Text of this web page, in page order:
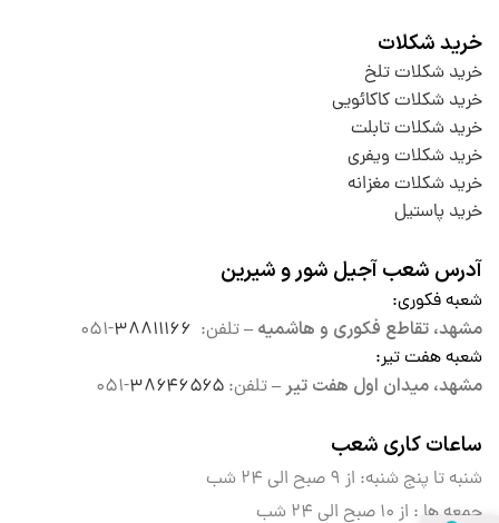
خرید شکلات
خرید شکلات تلخ
خرید شکلات کاکائویی
خرید شکلات تابلت
خرید شکلات ویفری
خرید شکلات مغزانه
خرید پاستیل
آدرس شعب آجیل شور و شیرین
شعبه فکوری:
مشهد، تقاطع فکوری و هاشمیه –تلفن: ۳۸۸۱۱۱۶۶-۰۵۱
شعبه هفت تیر:
مشهد، میدان اول هفت تیر –تلفن: ۳۸۶۴۶۵۶۵-۰۵۱
ساعات کاری شعب
شنبه تا پنج شنبه: از ۹ صبح الی
۲۴ شب
جمعه ها : از ۱۰ صبح الی ۲۴ شب